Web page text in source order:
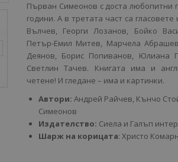
Първан Симеонов с доста любопитни
години. А в третата част са
Вълчев, Георги Лозанов, Бойко
Петър-Емил Митев, Марчела
Деянов, Борис Попиванов, Юлиана
Светлин Тачев. Книгата има и
четене! И гледане – има и картинки.
Автори: Андрей Райчев, Кънчо
Симеонов
Издателство: Сиела и Галъп
Шарж на корицата: Христо